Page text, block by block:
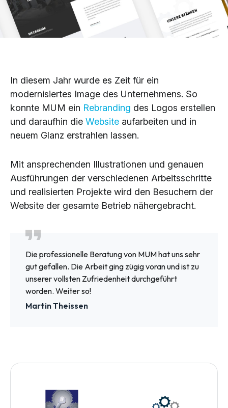
In diesem Jahr wurde es Zeit für ein
modernisiertes Image des Unternehmens. So
konnte MUM ein Rebranding des Logos erstellen
und daraufhin die Website aufarbeiten und in
neuem Glanz erstrahlen lassen.
Mit ansprechenden Illustrationen und genauen
Ausführungen der verschiedenen Arbeitsschritte
und realisierten Projekte wird den Besuchern der
Website der gesamte Betrieb nähergebracht.
Die professionelle Beratung von MUM hat uns sehr
gut gefallen. Die Arbeit ging zügig voran und ist zu
unserer vollsten Zufriedenheit durchgeführt
worden. Weiter so!
Martin Theissen